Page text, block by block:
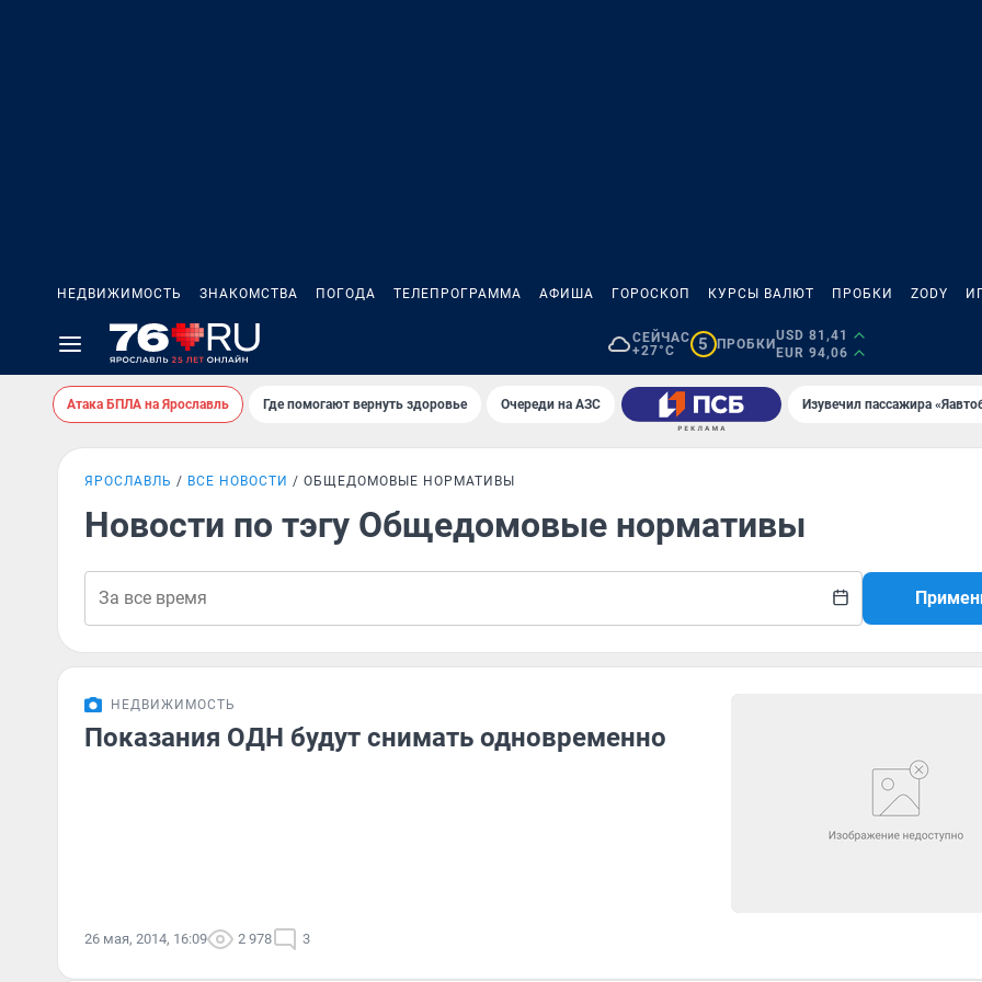
НЕДВИЖИМОСТЬ ЗНАКОМСТВА ПОГОДА ТЕЛЕПРОГРАММА АФИША ГОРОСКОП КУРСЫ ВАЛЮТ ПРОБКИ ZODY
СЕЙЧАС
+27°C
5 ПРОБКИ
USD 81,41
EUR 94,06
Атака БПЛА на Ярославль Где помогают вернуть здоровье Очереди на АЗС Изувечил пассажира
ЯРОСЛАВЛЬ ВСЕ НОВОСТИ ОБЩЕДОМОВЫЕ НОРМАТИВЫ
Новости по тэгу Общедомовые нормативы
НЕДВИЖИМОСТЬ
Показания ОДН будут снимать одновременно
26 мая, 2014, 16:09 2 978 3